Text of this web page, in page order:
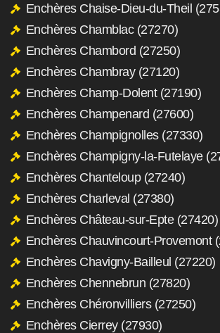
Enchères Chaise-Dieu-du-Theil
Enchères Chamblac (27270)
Enchères Chambord (27250)
Enchères Chambray (27120)
Enchères Champ-Dolent (27190)
Enchères Champenard (27600)
Enchères Champignolles (27330)
Enchères Champigny-la-Futelaye
Enchères Chanteloup (27240)
Enchères Charleval (27380)
Enchères Château-sur-Epte (27420)
Enchères Chauvincourt-Provemont
Enchères Chavigny-Bailleul (27220)
Enchères Chennebrun (27820)
Enchères Chéronvilliers (27250)
Enchères Cierrey (27930)